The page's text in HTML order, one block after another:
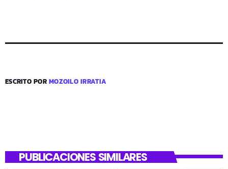
ESCRITO PORMOZOILO IRRATIA
PUBLICACIONES SIMILARES